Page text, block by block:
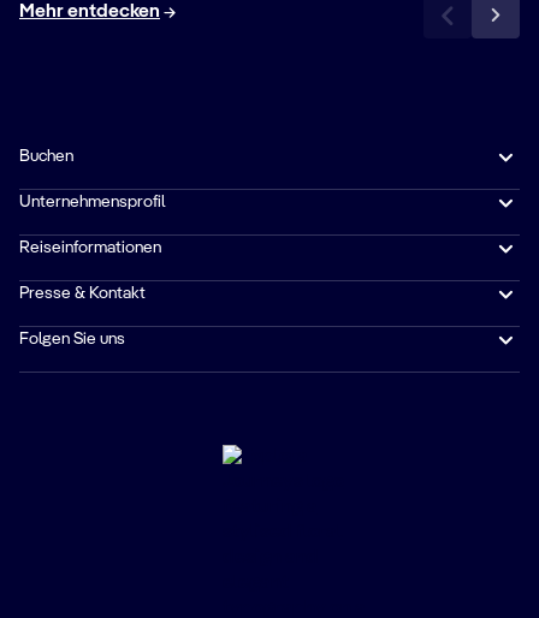
Mehr entdecken
Buchen
Unternehmensprofil
Reiseinformationen
Presse & Kontakt
Folgen Sie uns